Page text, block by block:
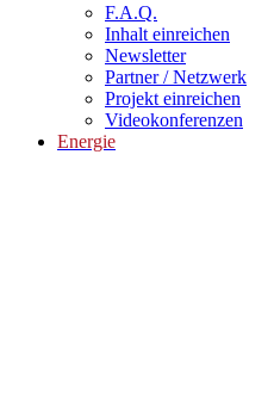
F.A.Q.
Inhalt einreichen
Newsletter
Partner / Netzwerk
Projekt einreichen
Videokonferenzen
Energie